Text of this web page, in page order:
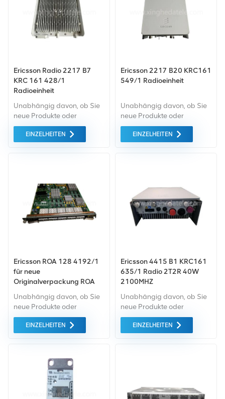
sind. All dies wird zum
bestmöglichen Preis
angeboten.
bestmöglichen Preis
angeboten.
Ericsson Radio 2217 B7
KRC 161 428/1
Radioeinheit
Unabhängig davon, ob Sie
neue Produkte oder
renovierte Produkte
benötigen, ist eine
Standard. Wir kaufen nur
Markt ein. All dies wird zum
bestmöglichen Preis
angeboten.
EINZELHEITEN
Ericsson 2217 B20 KRC161
549/1 Radioeinheit
Unabhängig davon, ob Sie
neue Produkte oder
renovierte Produkte
benötigen, ist eine
Standard. Wir kaufen nur
Markt ein. All dies wird zum
bestmöglichen Preis
angeboten.
EINZELHEITEN
Ericsson ROA 128 4192/1
für neue
Originalverpackung ROA
Unabhängig davon, ob Sie
neue Produkte oder
renovierte Produkte
benötigen, ist eine
Standard. Wir kaufen nur
Geräte von höchster
Qualität auf dem grünen
Markt ein. All dies wird zum
bestmöglichen Preis
angeboten.
EINZELHEITEN
Ericsson 4415 B1 KRC161
635/1 Radio 2T2R 40W
2100MHZ
Unabhängig davon, ob Sie
neue Produkte oder
renovierte Produkte
benötigen, ist eine
Standard. Wir kaufen nur
sind. All dies wird zum
bestmöglichen Preis
EINZELHEITEN